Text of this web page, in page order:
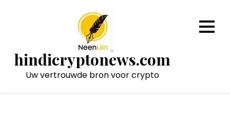
hindicryptonews.com
Uw vertrouwde bron voor crypto